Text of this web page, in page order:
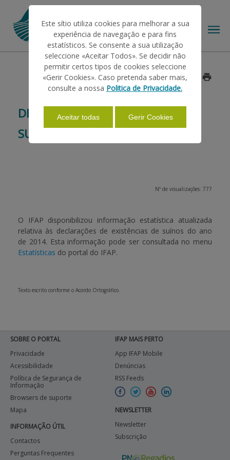
AJUDAS/APOIOS
INFORMAÇÕES
PAGAMENTOS
APOIO AO BENEFICIÁRIO
Entrar / Registar
DECLARAÇÕES DE EXISTÊNCIAS DE
SUÍNOS
Data: 2015/01/21
Nº de visualizações: 777
O IFAP disponibilizou informação estatística atualizada
relativa às declarações de existências de suínos do ano
de 2014. Esta informação pode ser consultada no menu
Estatísticas do portal do IFAP.
Texto escrito conforme o Acordo Ortográfico.
SOBRE O PORTAL
Privacidade
Acessibilidade
Política de Segurança de
Informação
Browsers de suporte
Mapa
INFORMAÇÃO ÚTIL
Contactos
Perguntas Frequentes
IFAP MAIS PERTO
App IFAP Mobile
Denúncias
RSS Feeds
NEWSLETTER
Newsletter
Subscrição
Este sítio utiliza cookies para melhorar a sua
experiência de navegação e para fins
estatísticos. Se consente a sua utilização
seleccione «Aceitar Todos». Se decidir não
permitir certos tipos de cookies seleccione
«Gerir Cookies». Caso pretenda saber mais,
consulte a nossa Politica de Privacidade.
Aceitar todas Gerir Cookies